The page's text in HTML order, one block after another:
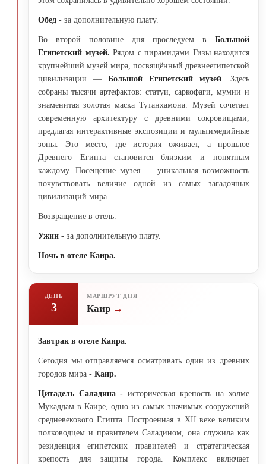
Обед - за дополнительную плату.
Во второй половине дня проследуем в Большой
Египетский музей. Рядом с пирамидами Гизы находится
крупнейший музей мира, посвящённый древнеегипетской
цивилизации — Большой Египетский музей . Здесь
собраны тысячи артефактов: статуи, саркофаги, мумии и
знаменитая золотая маска Тутанхамона. Музей сочетает
современную архитектуру с древними сокровищами,
предлагая интерактивные экспозиции и мультимедийные
зоны. Это место, где история оживает, а прошлое
Древнего Египта становится близким и понятным
каждому. Посещение музея — уникальная возможность
почувствовать величие одной из самых загадочных
цивилизаций мира.
Возвращение в отель.
Ужин - за дополнительную плату.
Ночь в отеле Каира.
ДЕНЬ
3
МАРШРУТ ДНЯ
Каир
Завтрак в отеле Каира.
Сегодня мы отправляемся осматривать один из древних
городов мира - Каир.
Цитадель Саладина - историческая крепость на холме
Мукаддам в Каире, одно из самых значимых сооружений
средневекового Египта. Построенная в XII веке великим
полководцем и правителем Саладином, она служила как
резиденция египетских правителей и стратегическая
крепость для защиты города. Комплекс включает